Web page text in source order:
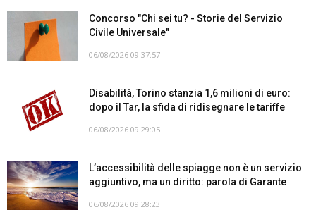
Concorso "Chi sei tu? - Storie del Servizio
Civile Universale"
06/08/2026 09:37:57
Disabilità, Torino stanzia 1,6 milioni di euro:
dopo il Tar, la sfida di ridisegnare le tariffe
06/08/2026 09:29:05
L’accessibilità delle spiagge non è un servizio
aggiuntivo, ma un diritto: parola di Garante
06/08/2026 09:28:23